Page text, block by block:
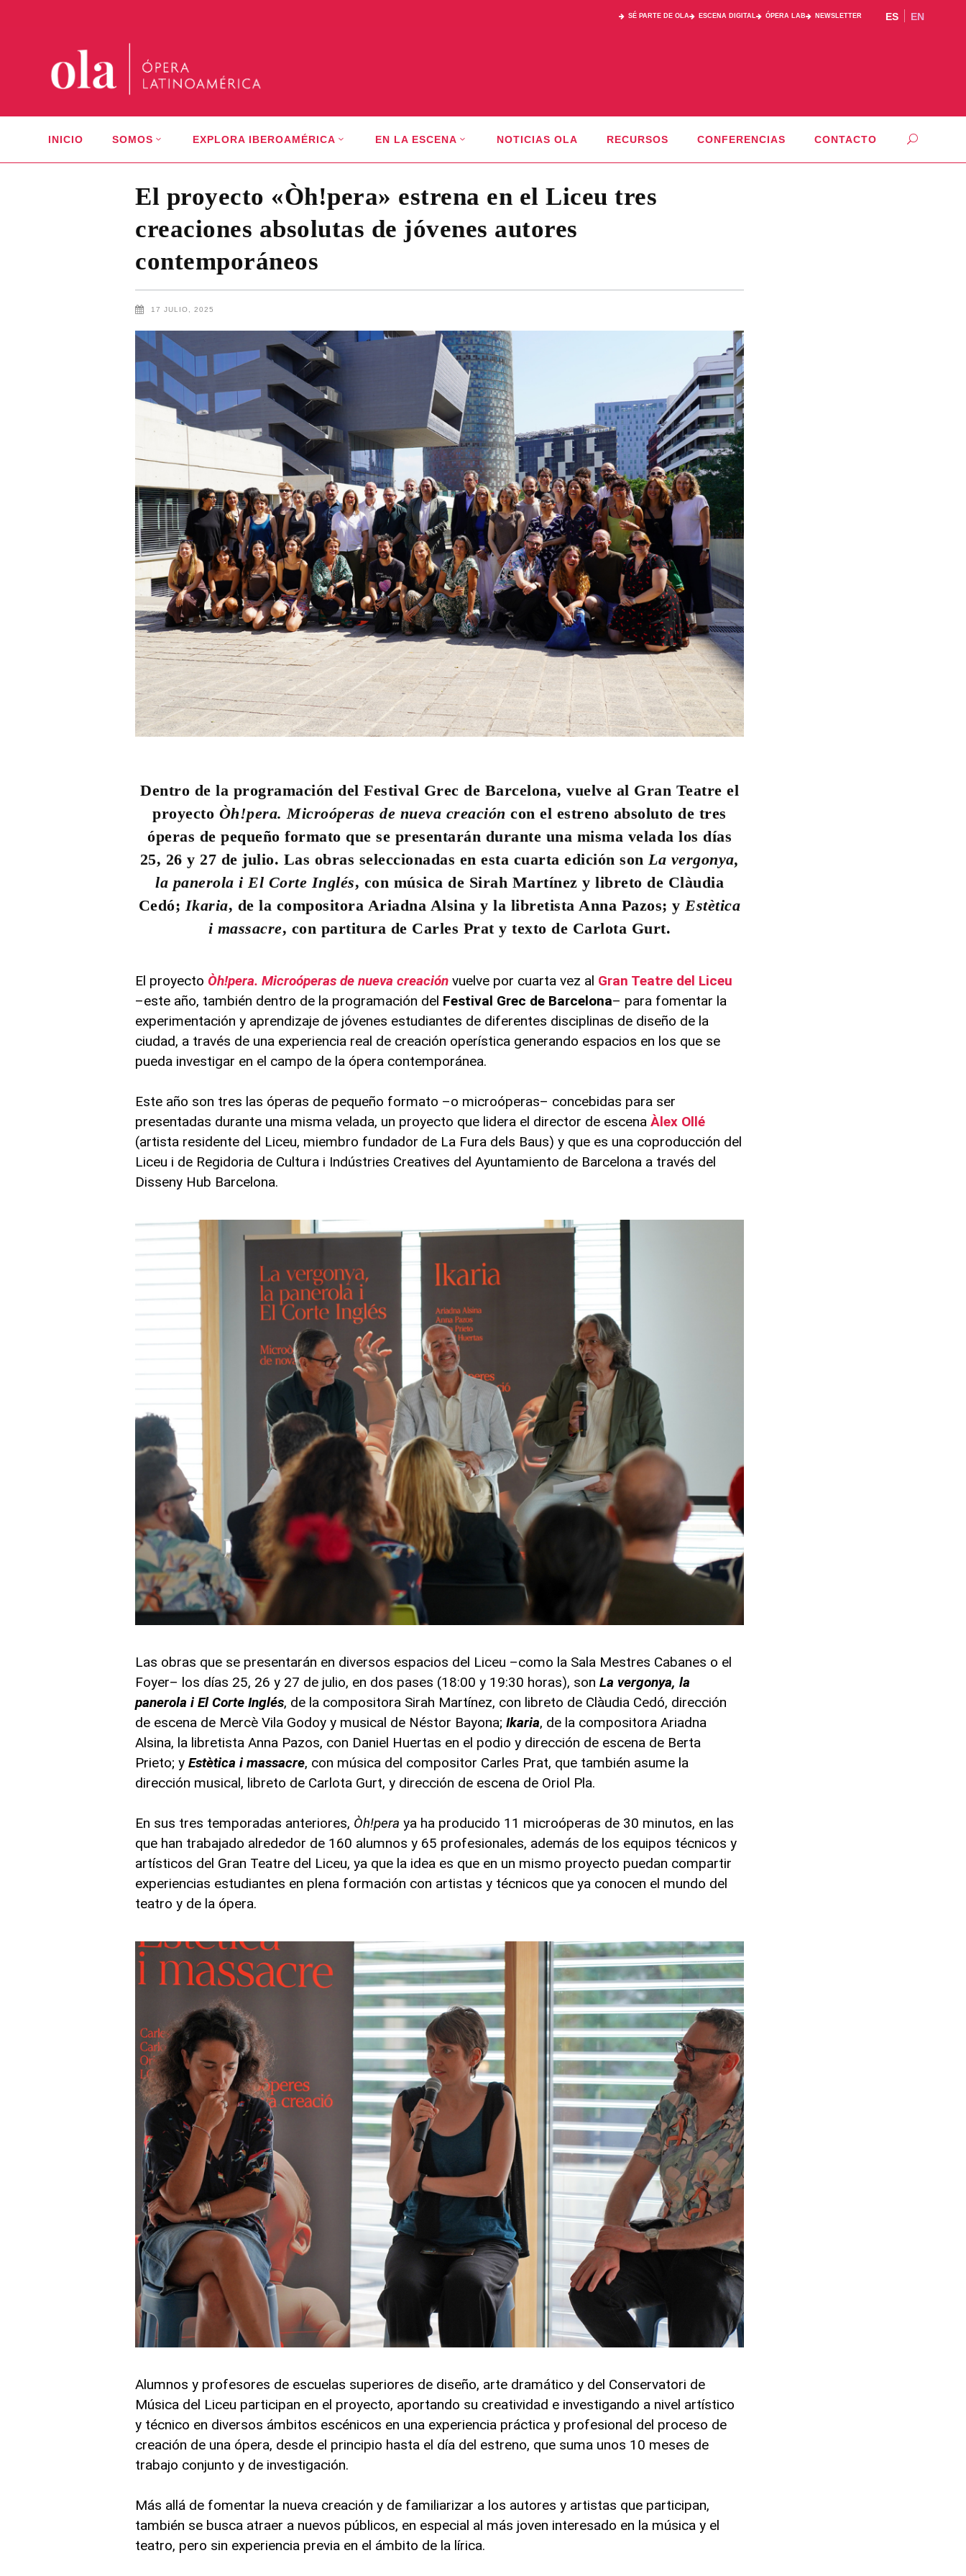
SÉ PARTE DE OLA ESCENA DIGITAL ÓPERA LAB NEWSLETTER ES EN
INICIO SOMOS EXPLORA IBEROAMÉRICA EN LA ESCENA NOTICIAS OLA RECURSOS CONFERENCIAS CONTACTO
El proyecto «Òh!pera» estrena en el Liceu tres
creaciones absolutas de jóvenes autores
contemporáneos
17 JULIO, 2025
Dentro de la programación del Festival Grec de Barcelona, vuelve al Gran Teatre el
proyecto Òh!pera. Microóperas de nueva creación con el estreno absoluto de tres
óperas de pequeño formato que se presentarán durante una misma velada los días
25, 26 y 27 de julio. Las obras seleccionadas en esta cuarta edición son La vergonya,
la panerola i El Corte Inglés, con música de Sirah Martínez y libreto de Clàudia
Cedó; Ikaria, de la compositora Ariadna Alsina y la libretista Anna Pazos; y Estètica
i massacre, con partitura de Carles Prat y texto de Carlota Gurt.
El proyecto Òh!pera. Microóperas de nueva creación vuelve por cuarta vez al Gran Teatre del Liceu
–este año, también dentro de la programación del Festival Grec de Barcelona– para fomentar la
experimentación y aprendizaje de jóvenes estudiantes de diferentes disciplinas de diseño de la
ciudad, a través de una experiencia real de creación operística generando espacios en los que se
pueda investigar en el campo de la ópera contemporánea.
Este año son tres las óperas de pequeño formato –o microóperas– concebidas para ser
presentadas durante una misma velada, un proyecto que lidera el director de escenaÀlex Ollé
(artista residente del Liceu, miembro fundador de La Fura dels Baus) y que es una coproducción del
Liceu i de Regidoria de Cultura i Indústries Creatives del Ayuntamiento de Barcelona a través del
Disseny Hub Barcelona.
Las obras que se presentarán en diversos espacios del Liceu –como la Sala Mestres Cabanes o el
Foyer– los días 25, 26 y 27 de julio, en dos pases (18:00 y 19:30 horas), sonLa vergonya, la
panerola i El Corte Inglés, de la compositora Sirah Martínez, con libreto de Clàudia Cedó, dirección
de escena de Mercè Vila Godoy y musical de Néstor Bayona;Ikaria, de la compositora Ariadna
Alsina, la libretista Anna Pazos, con Daniel Huertas en el podio y dirección de escena de Berta
Prieto; yEstètica i massacre, con música del compositor Carles Prat, que también asume la
dirección musical, libreto de Carlota Gurt, y dirección de escena de Oriol Pla.
En sus tres temporadas anteriores, Òh!pera ya ha producido 11 microóperas de 30 minutos, en las
que han trabajado alrededor de 160 alumnos y 65 profesionales, además de los equipos técnicos y
artísticos del Gran Teatre del Liceu, ya que la idea es que en un mismo proyecto puedan compartir
experiencias estudiantes en plena formación con artistas y técnicos que ya conocen el mundo del
teatro y de la ópera.
Alumnos y profesores de escuelas superiores de diseño, arte dramático y del Conservatori de
Música del Liceu participan en el proyecto, aportando su creatividad e investigando a nivel artístico
y técnico en diversos ámbitos escénicos en una experiencia práctica y profesional del proceso de
creación de una ópera, desde el principio hasta el día del estreno, que suma unos 10 meses de
trabajo conjunto y de investigación.
Más allá de fomentar la nueva creación y de familiarizar a los autores y artistas que participan,
también se busca atraer a nuevos públicos, en especial al más joven interesado en la música y el
teatro, pero sin experiencia previa en el ámbito de la lírica.